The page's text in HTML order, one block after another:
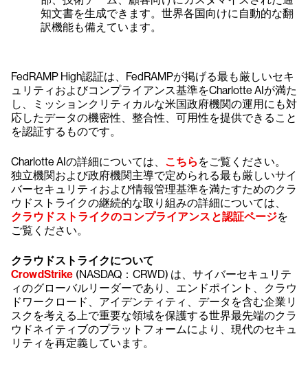
知文書を生成できます。世界各国向けに自動的な翻
訳機能も備えています。
FedRAMP High認証は、FedRAMPが掲げる最も厳しいセキ
ュリティおよびコンプライアンス基準をCharlotte AIが満た
し、ミッションクリティカルな米国政府機関の運用にも対
応したデータの機密性、整合性、可用性を提供できること
を認証するものです。
Charlotte AIの詳細については、 こちら をご覧ください。
独立機関および政府機関主導で定められる最も厳しいサイ
バーセキュリティおよび情報管理基準を満たすためのクラ
ウドストライクの継続的な取り組みの詳細については、
クラウドストライクのコンプライアンスと認証ページを
ご覧ください。
クラウドストライクについて
CrowdStrike (NASDAQ：CRWD) は、サイバーセキュリテ
ィのグローバルリーダーであり、エンドポイント、クラウ
ドワークロード、アイデンティティ、データを含む企業リ
スクを考える上で重要な領域を保護する世界最先端のクラ
ウドネイティブのプラットフォームにより、現代のセキュ
リティを再定義しています。